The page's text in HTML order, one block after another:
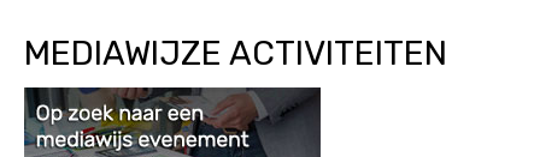
MEDIAWIJZE ACTIVITEITEN